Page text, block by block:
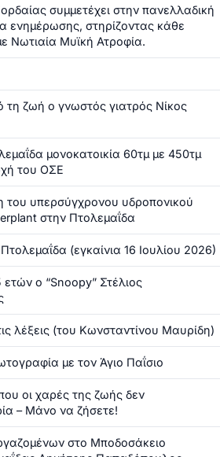
συμμετέχει στην πανελλαδική
ενημέρωσης, στηρίζοντας κάθε
Νωτιαία Μυϊκή Ατροφία.
ζωή ο γνωστός γιατρός Νίκος
μονοκατοικία 60τμ με 450τμ
του ΟΣΕ
του υπερσύγχρονου υδροπονικού
στην Πτολεμαΐδα
(εγκαίνια 16 Ιουλίου 2026)
ο “Snoopy” Στέλιος
λέξεις (του Κωνσταντίνου Μαυρίδη)
με τον Άγιο Παΐσιο
οι χαρές της ζωής δεν
– Μάνο να ζήσετε!
στο Μποδοσάκειο